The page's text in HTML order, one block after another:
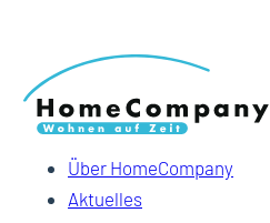
Über HomeCompany
Aktuelles